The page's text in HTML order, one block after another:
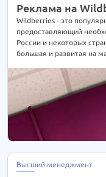
Реклама на
Wildberries - это
предоставляющий
России и некоторых
большая и развитая на
Высший менеджмент